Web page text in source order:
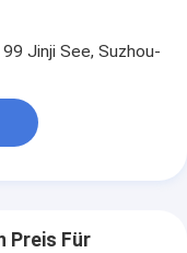
Jinji See, Suzhou-
Preis Für